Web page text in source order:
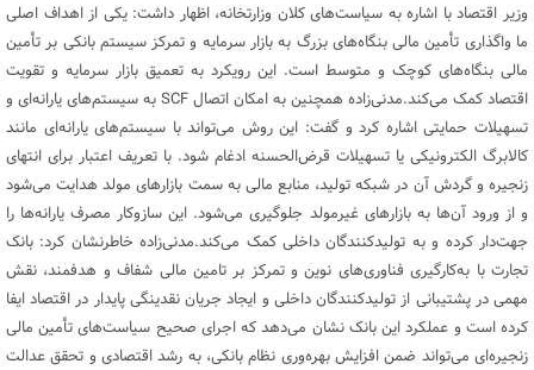
وزیر اقتصاد با اشاره به سیاست‌های کلان وزارتخانه، اظهار داشت: یکی از اهداف اصلی
ما واگذاری تأمین مالی بنگاه‌های بزرگ به بازار سرمایه و تمرکز سیستم بانکی بر تأمین
مالی بنگاه‌های کوچک و متوسط است. این رویکرد به تعمیق بازار سرمایه و تقویت
اقتصاد کمک می‌کند.مدنی‌زاده همچنین به امکان اتصال SCF به سیستم‌های یارانه‌ای و
تسهیلات حمایتی اشاره کرد و گفت: این روش می‌تواند با سیستم‌های یارانه‌ای مانند
کالابرگ الکترونیکی یا تسهیلات قرض‌الحسنه ادغام شود. با تعریف اعتبار برای انتهای
زنجیره و گردش آن در شبکه تولید، منابع مالی به سمت بازارهای مولد هدایت می‌شود
و از ورود آن‌ها به بازارهای غیرمولد جلوگیری می‌شود. این سازوکار مصرف یارانه‌ها را
جهت‌دار کرده و به تولیدکنندگان داخلی کمک می‌کند.مدنی‌زاده خاطرنشان کرد: بانک
تجارت با به‌کارگیری فناوری‌های نوین و تمرکز بر تامین مالی شفاف و هدفمند، نقش
مهمی در پشتیبانی از تولیدکنندگان داخلی و ایجاد جریان نقدینگی پایدار در اقتصاد ایفا
کرده است و عملکرد این بانک نشان می‌دهد که اجرای صحیح سیاست‌های تأمین مالی
زنجیره‌ای می‌تواند ضمن افزایش بهره‌وری نظام بانکی، به رشد اقتصادی و تحقق عدالت